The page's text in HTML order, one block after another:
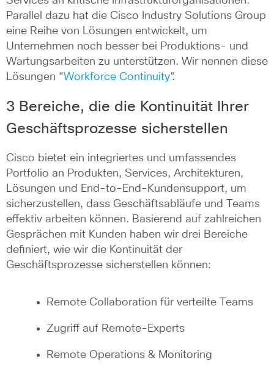
Parallel dazu hat die Cisco Industry Solutions Group
eine Reihe von Lösungen entwickelt, um
Unternehmen noch besser bei Produktions- und
Wartungsarbeiten zu unterstützen. Wir nennen diese
Lösungen “Workforce Continuity“.
3 Bereiche, die die Kontinuität Ihrer
Geschäftsprozesse sicherstellen
Cisco bietet ein integriertes und umfassendes
Portfolio an Produkten, Services, Architekturen,
Lösungen und End-to-End-Kundensupport, um
sicherzustellen, dass Geschäftsabläufe und Teams
effektiv arbeiten können. Basierend auf zahlreichen
Gesprächen mit Kunden haben wir drei Bereiche
definiert, wie wir die Kontinuität der
Geschäftsprozesse sicherstellen können:
Remote Collaboration für verteilte Teams
Zugriff auf Remote-Experts
Remote Operations & Monitoring